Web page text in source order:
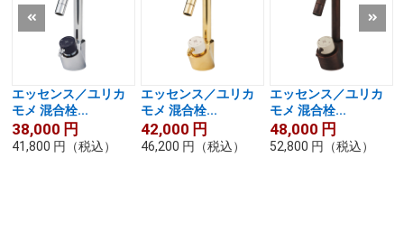
エッセンス／ユリカ
モメ 混合栓...
38,000 円
41,800 円 （税込）
エッセンス／ユリカ
モメ 混合栓...
42,000 円
46,200 円 （税込）
エッセンス／ユリカ
モメ 混合栓...
48,000 円
52,800 円 （税込）